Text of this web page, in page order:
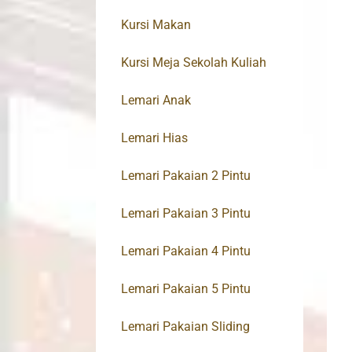
Kursi Makan
Kursi Meja Sekolah Kuliah
Lemari Anak
Lemari Hias
Lemari Pakaian 2 Pintu
Lemari Pakaian 3 Pintu
Lemari Pakaian 4 Pintu
Lemari Pakaian 5 Pintu
Lemari Pakaian Sliding